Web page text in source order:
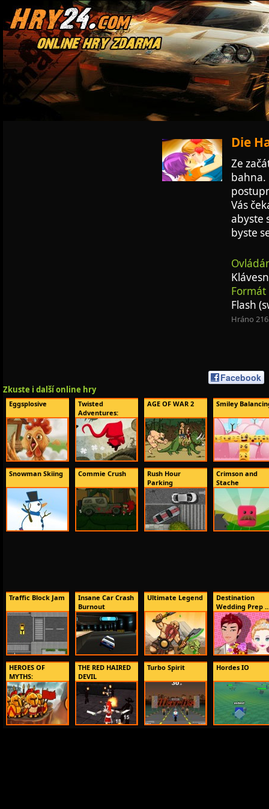
Die
Ze
bahna.
Vás
abyste
byste
Flash
Hráno
Facebook
Zkuste i další online hry
Eggsplosive
Twisted
Adventures:
Littl...
AGE OF WAR 2 Smiley
Snowman Skiing Commie Crush
Rush Hour
Parking
Crimson and
Stache
Traffic Block Jam
Insane Car Crash
Burnout
Ultimate Legend
Destination
Wedding Prep
HEROES OF
MYTHS:
WARRIORS...
THE RED HAIRED
DEVIL
Turbo Spirit Hordes IO